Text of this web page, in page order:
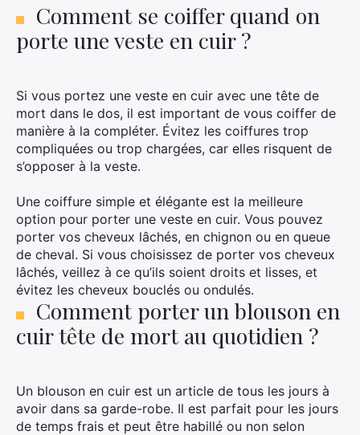
Comment se coiffer quand on
porte une veste en cuir ?
Si vous portez une veste en cuir avec une tête de
mort dans le dos, il est important de vous coiffer de
manière à la compléter. Évitez les coiffures trop
compliquées ou trop chargées, car elles risquent de
s’opposer à la veste.
Une coiffure simple et élégante est la meilleure
option pour porter une veste en cuir. Vous pouvez
porter vos cheveux lâchés, en chignon ou en queue
de cheval. Si vous choisissez de porter vos cheveux
lâchés, veillez à ce qu’ils soient droits et lisses, et
évitez les cheveux bouclés ou ondulés.
Comment porter un blouson en
cuir tête de mort au quotidien ?
Un blouson en cuir est un article de tous les jours à
avoir dans sa garde-robe. Il est parfait pour les jours
de temps frais et peut être habillé ou non selon